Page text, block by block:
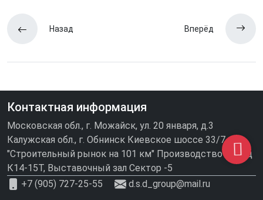
Назад Вперёд
Контактная информация
Московская обл., г. Можайск, ул. 20 января, д.3
Калужская обл., г. Обнинск Киевское шоссе 33/7
"Строительный рынок на 101 км" Производство\склад
К14-15Т, Выставочный зал Сектор -5
+7 (905) 727-25-55
d.s.d_group@mail.ru